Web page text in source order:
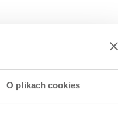
O plikach cookies